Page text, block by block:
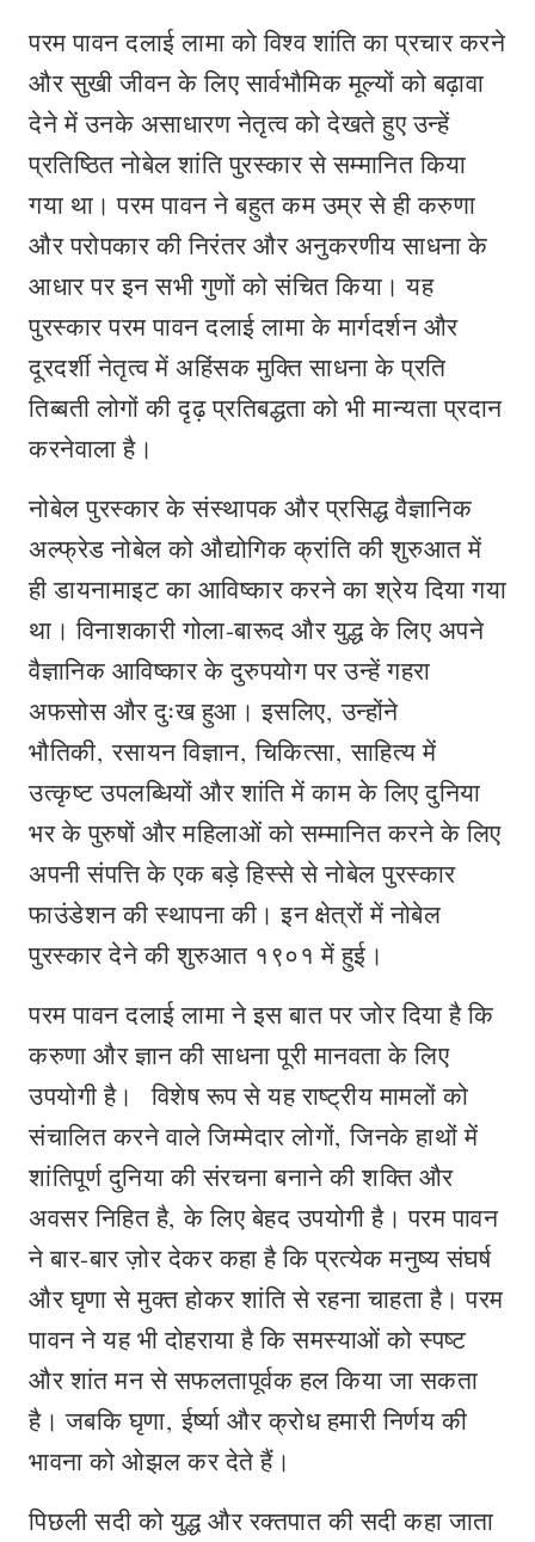
परम पावन दलाई लामा को विश्व शांति का प्रचार करने
और सुखी जीवन के लिए सार्वभौमिक मूल्यों को बढ़ावा
देने में उनके असाधारण नेतृत्व को देखते हुए उन्‍हें
प्रतिष्ठित नोबेल शांति पुरस्कार से सम्मानित किया
गया था। परम पावन ने बहुत कम उम्र से ही करुणा
और परोपकार की निरंतर और अनुकरणीय साधना के
आधार पर इन सभी गुणों को संचित किया। यह
पुरस्कार परम पावन दलाई लामा के मार्गदर्शन और
दूरदर्शी नेतृत्व में अहिंसक मुक्ति साधना के प्रति
तिब्बती लोगों की दृढ़ प्रतिबद्धता को भी मान्‍यता प्रदान
करनेवाला है।
नोबेल पुरस्कार के संस्थापक और प्रसिद्ध वैज्ञानिक
अल्फ्रेड नोबेल को औद्योगिक क्रांति की शुरुआत में
ही डायनामाइट का आविष्कार करने का श्रेय दिया गया
था। विनाशकारी गोला-बारूद और युद्ध के लिए अपने
वैज्ञानिक आविष्कार के दुरुपयोग पर उन्हें गहरा
अफसोस और दुःख हुआ। इसलिए, उन्होंने
भौतिकी, रसायन विज्ञान, चिकित्सा, साहित्य में
उत्कृष्ट उपलब्धियों और शांति में काम के लिए दुनिया
भर के पुरुषों और महिलाओं को सम्मानित करने के लिए
अपनी संपत्ति के एक बड़े हिस्से से नोबेल पुरस्कार
फाउंडेशन की स्थापना की। इन क्षेत्रों में नोबेल
पुरस्कार देने की शुरुआत १९०१ में हुई।
परम पावन दलाई लामा ने इस बात पर जोर दिया है कि
करुणा और ज्ञान की साधना पूरी मानवता के लिए
उपयोगी है। विशेष रूप से यह राष्ट्रीय मामलों को
संचालित करने वाले जिम्मेदार लोगों, जिनके हाथों में
शांतिपूर्ण दुनिया की संरचना बनाने की शक्ति और
अवसर निहित है, के लिए बेहद उपयोगी है। परम पावन
ने बार-बार ज़ोर देकर कहा है कि प्रत्येक मनुष्य संघर्ष
और घृणा से मुक्‍त होकर शांति से रहना चाहता है। परम
पावन ने यह भी दोहराया है कि समस्याओं को स्पष्ट
और शांत मन से सफलतापूर्वक हल किया जा सकता
है। जबकि घृणा, ईर्ष्या और क्रोध हमारी निर्णय की
भावना को ओझल कर देते हैं।
पिछली सदी को युद्ध और रक्तपात की सदी कहा जाता